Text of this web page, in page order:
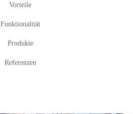
Vorteile
Funktionalität
Produkte
Referenzen